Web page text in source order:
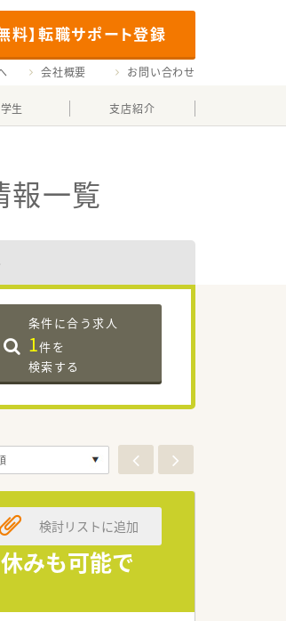
料】転職サポート登録
会社概要 お問い合わせ
生 支店紹介
報一覧
条件に合う求人
1件を
検索する
みも可能で
検討リストに追加